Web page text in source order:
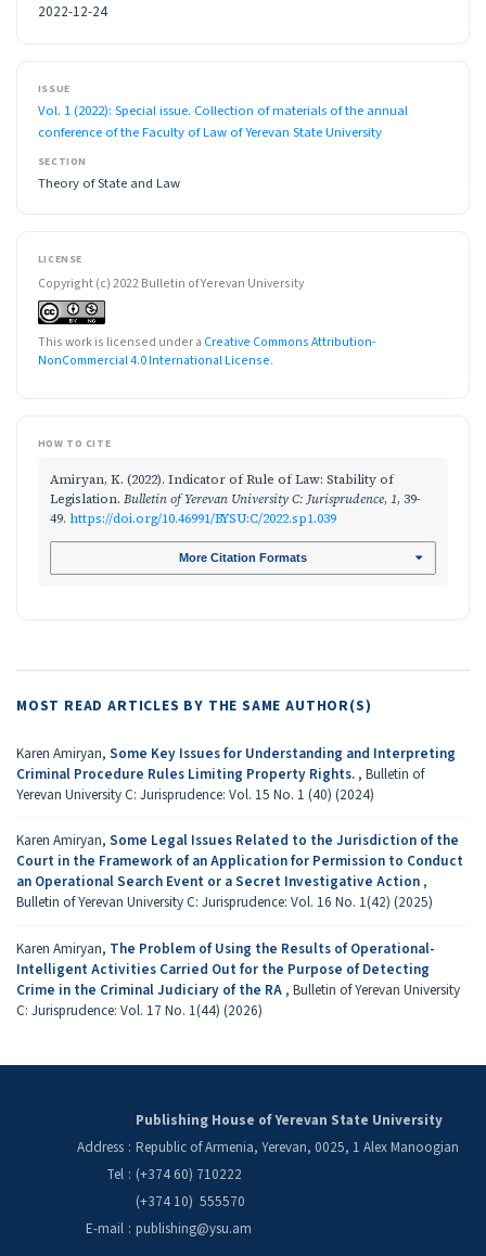
2022-12-24
ISSUE
Vol. 1 (2022): Special issue. Collection of materials of the annual
conference of the Faculty of Law of Yerevan State University
SECTION
Theory of State and Law
LICENSE
Copyright (c) 2022 Bulletin of Yerevan University
This work is licensed under a Creative Commons Attribution-
NonCommercial 4.0 International License.
HOW TO CITE
Amiryan, K. (2022). Indicator of Rule of Law: Stability of
Legislation. Bulletin of Yerevan University C: Jurisprudence, 1, 39-
49. https://doi.org/10.46991/BYSU:C/2022.sp1.039
More Citation Formats
MOST READ ARTICLES BY THE SAME AUTHOR(S)
Karen Amiryan, Some Key Issues for Understanding and Interpreting
Criminal Procedure Rules Limiting Property Rights. , Bulletin of
Yerevan University C: Jurisprudence: Vol. 15 No. 1 (40) (2024)
Karen Amiryan, Some Legal Issues Related to the Jurisdiction of the
Court in the Framework of an Application for Permission to Conduct
an Operational Search Event or a Secret Investigative Action ,
Bulletin of Yerevan University C: Jurisprudence: Vol. 16 No. 1(42) (2025)
Karen Amiryan, The Problem of Using the Results of Operational-
Intelligent Activities Carried Out for the Purpose of Detecting
Crime in the Criminal Judiciary of the RA , Bulletin of Yerevan University
C: Jurisprudence: Vol. 17 No. 1(44) (2026)
Publishing House of Yerevan State University
Address : Republic of Armenia, Yerevan, 0025, 1 Alex Manoogian
Tel : (+374 60) 710222
(+374 10) 555570
E-mail : publishing@ysu.am